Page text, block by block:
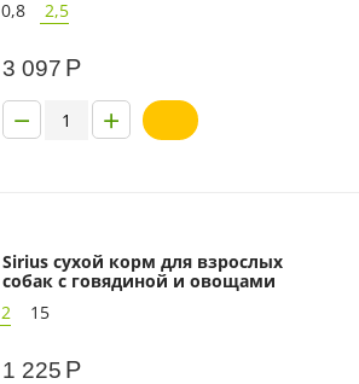
0,8
2,5
3 097 Р
+
−
Sirius сухой корм для взрослых
собак с говядиной и овощами
2
15
1 225 Р